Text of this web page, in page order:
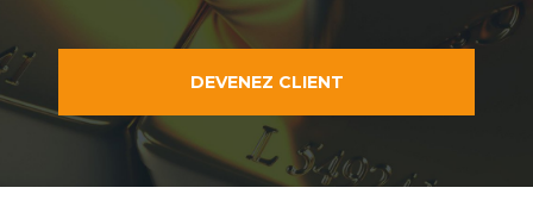
DEVENEZ CLIENT